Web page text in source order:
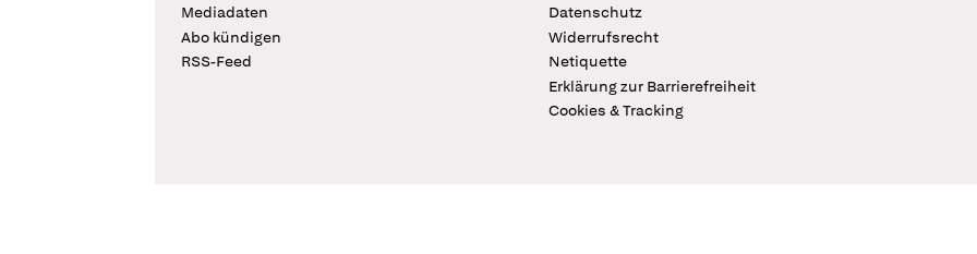
Mediadaten
Abo kündigen
RSS-Feed
Datenschutz
Widerrufsrecht
Netiquette
Erklärung zur Barrierefreiheit
Cookies & Tracking